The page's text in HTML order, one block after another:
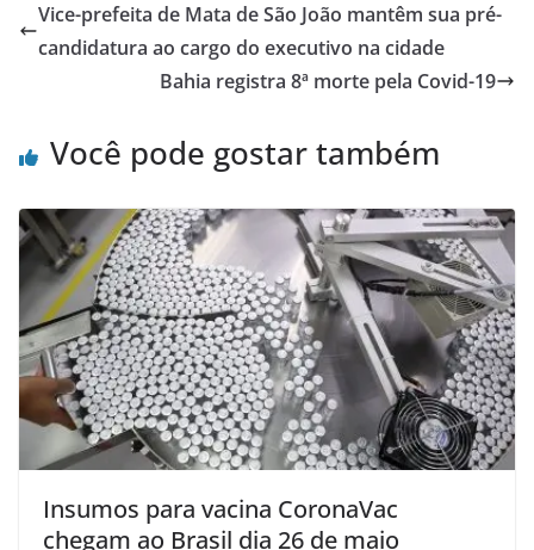
Vice-prefeita de Mata de São João mantêm sua pré-
candidatura ao cargo do executivo na cidade
Bahia registra 8ª morte pela Covid-19
Você pode gostar também
Insumos para vacina CoronaVac
chegam ao Brasil dia 26 de maio